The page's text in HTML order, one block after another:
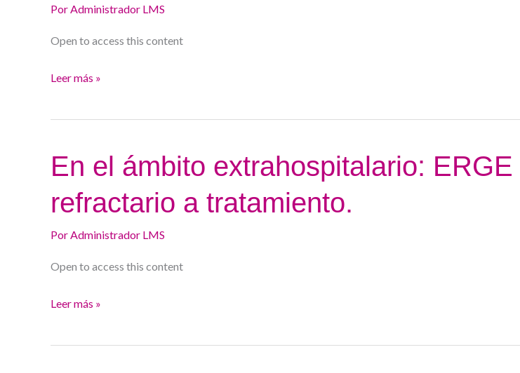
PorAdministrador LMS
Open to access this content
Disfagia
Leer más »
En el ámbito extrahospitalario: ERGE
refractario a tratamiento.
PorAdministrador LMS
Open to access this content
En
el
ámbito
ERGE
tratamiento.
Leer más »